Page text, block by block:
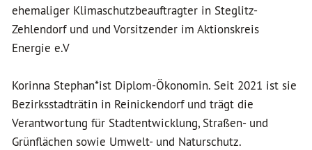
ehemaliger Klimaschutzbeauftragter in Steglitz-
Zehlendorf und und Vorsitzender im Aktionskreis
Energie e.V
Korinna Stephan*ist Diplom-Ökonomin. Seit 2021 ist sie
Bezirksstadträtin in Reinickendorf und trägt die
Verantwortung für Stadtentwicklung, Straßen- und
Grünflächen sowie Umwelt- und Naturschutz.